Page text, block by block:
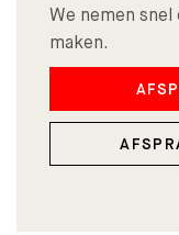
We nemen
maken.